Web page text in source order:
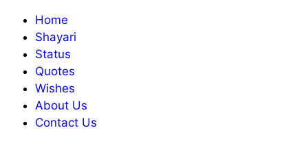
Home
Shayari
Status
Quotes
Wishes
About Us
Contact Us